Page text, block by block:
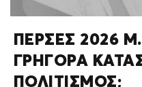
ΠΕΡΣΕΣ 2026
ΓΡΗΓΟΡΑ
ΠΟΛΙΤΙΣΜΟΣ;